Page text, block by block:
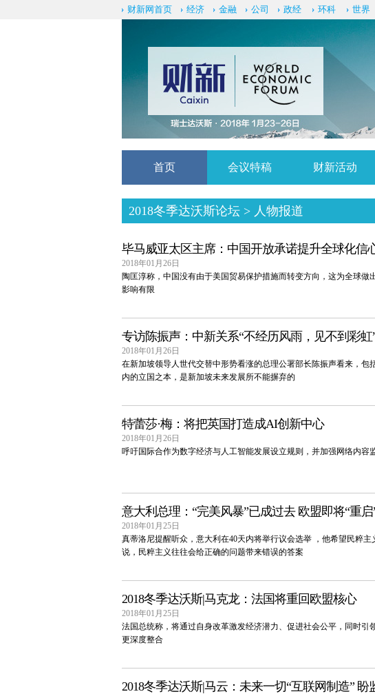
财新网首页 经济 金融 公司 政经 环科 世界
首页 会议特稿 财新活动
2018冬季达沃斯论坛 > 人物报道
毕马威亚太区主席：中国开放承诺提升全球化信
2018年01月26日
陶匡淳称，中国没有由于美国贸易保护措施而转变方向，这为全球做
影响有限
专访陈振声：中新关系“不经历风雨，见不到彩虹
2018年01月26日
在新加坡领导人世代交替中形势看涨的总理公署部长陈振声看来，包
内的立国之本，是新加坡未来发展所不能摒弃的
特蕾莎·梅：将把英国打造成AI创新中心
2018年01月26日
呼吁国际合作为数字经济与人工智能发展设立规则，并加强网络内容
意大利总理：“完美风暴”已成过去 欧盟即将“重启
2018年01月25日
真蒂洛尼提醒听众，意大利在40天内将举行议会选举 ，他希望民粹
说，民粹主义往往会给正确的问题带来错误的答案
2018冬季达沃斯|马克龙：法国将重回欧盟核心
2018年01月25日
法国总统称，将通过自身改革激发经济潜力、促进社会公平，同时引
更深度整合
2018冬季达沃斯|马云：未来一切“互联网制造” 盼